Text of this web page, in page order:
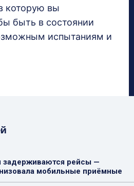
которую вы
быть в состоянии
испытаниям и
задерживаются рейсы —
мобильные приёмные